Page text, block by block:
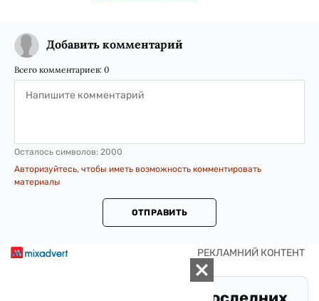
Добавить комментарий
Всего комментариев: 0
Осталось символов: 2000
Авторизуйтесь, чтобы иметь возможность комментировать
материалы
ОТПРАВИТЬ